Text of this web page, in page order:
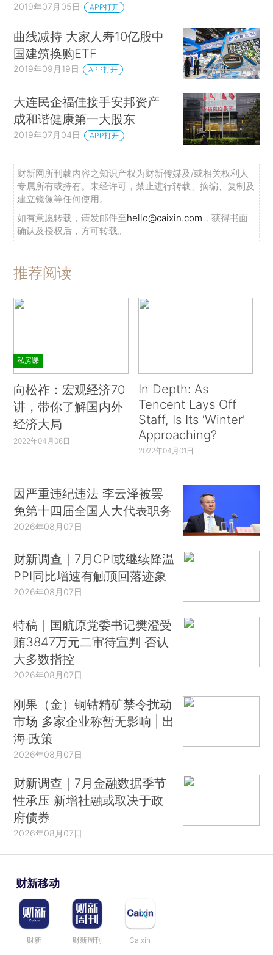
2019年07月05日 APP打开
曲线减持 大家人寿10亿股中
国建筑换购ETF
2019年09月19日 APP打开
大连民企福佳接手安邦资产
成和谐健康第一大股东
2019年07月04日 APP打开
财新网所刊载内容之知识产权为财新传媒及/或相关权利人
专属所有或持有。未经许可，禁止进行转载、摘编、复制及
建立镜像等任何使用。
如有意愿转载，请发邮件至hello@caixin.com ，获得书面
确认及授权后，方可转载。
推荐阅读
私房课
向松祚：宏观经济70
讲，带你了解国内外
经济大局
2022年04月06日
In Depth: As
Tencent Lays Off
Staff, Is Its ‘Winter’
Approaching?
2022年04月01日
因严重违纪违法 李云泽被罢
免第十四届全国人大代表职务
2026年08月07日
财新调查｜7月CPI或继续降温
PPI同比增速有触顶回落迹象
2026年08月07日
特稿｜国航原党委书记樊澄受
贿3847万元二审待宣判 否认
大多数指控
2026年08月07日
刚果（金）铜钴精矿禁令扰动
市场 多家企业称暂无影响 | 出
海·政策
2026年08月07日
财新调查｜7月金融数据季节
性承压 新增社融或取决于政
府债券
2026年08月07日
财新移动
财新 财新周刊 Caixin